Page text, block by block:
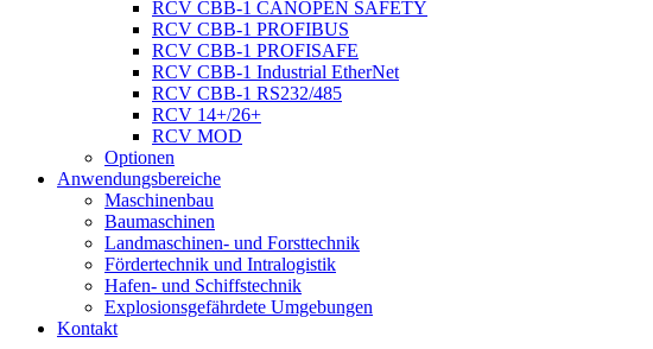
RCV CBB-1 CANOPEN SAFETY
RCV CBB-1 PROFIBUS
RCV CBB-1 PROFISAFE
RCV CBB-1 Industrial EtherNet
RCV CBB-1 RS232/485
RCV 14+/26+
RCV MOD
Optionen
Anwendungsbereiche
Maschinenbau
Baumaschinen
Landmaschinen- und Forsttechnik
Fördertechnik und Intralogistik
Hafen- und Schiffstechnik
Explosionsgefährdete Umgebungen
Kontakt